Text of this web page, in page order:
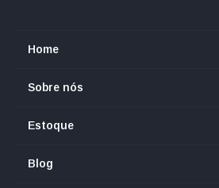
Home
Sobre nós
Estoque
Blog